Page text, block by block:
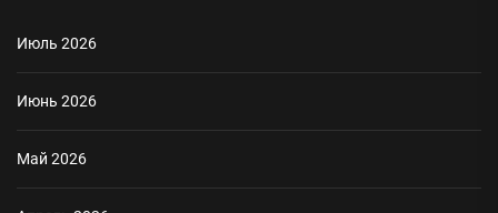
Июль 2026
Июнь 2026
Май 2026